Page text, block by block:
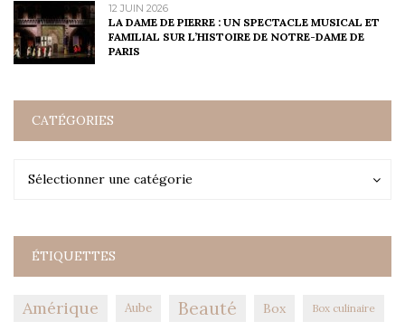
12 JUIN 2026
LA DAME DE PIERRE : UN SPECTACLE MUSICAL ET
FAMILIAL SUR L’HISTOIRE DE NOTRE-DAME DE
PARIS
CATÉGORIES
Sélectionner une catégorie
Catégories
ÉTIQUETTES
Amérique Aube Beauté Box Box culinaire